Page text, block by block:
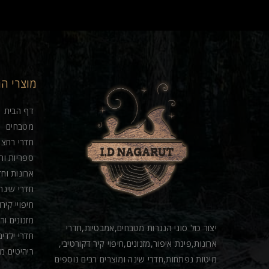
יצור כול סוגי הנגרות מטבחים,אמבטיות,חדרי
ארונות,פינת איפור,מזנונים,חיפוי קיר דקורטיבי,
מיטות נפתחות,חדרי שינה ומוצרים רבים נוספים
מוצרי
דף הבית
מטבחים
חדרי
ספריות
ארונות
חדרי
חיפויי
מזנונים
חדרי
ריהיטים